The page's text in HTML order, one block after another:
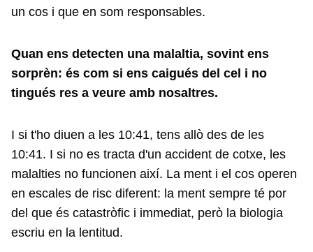
un cos i que en som responsables.
Quan ens detecten una malaltia, sovint ens
sorprèn: és com si ens caigués del cel i no
tingués res a veure amb nosaltres.
I si t'ho diuen a les 10:41, tens allò des de les
10:41. I si no es tracta d'un accident de cotxe, les
malalties no funcionen així. La ment i el cos operen
en escales de risc diferent: la ment sempre té por
del que és catastròfic i immediat, però la biologia
escriu en la lentitud.